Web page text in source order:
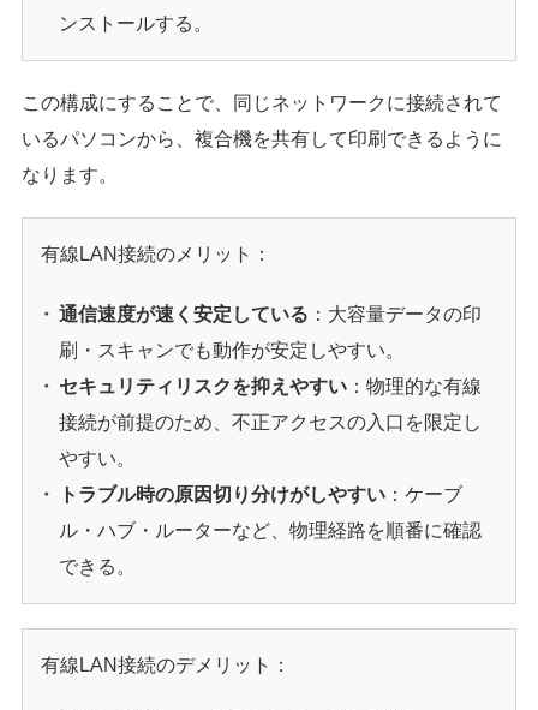
ンストールする。
この構成にすることで、同じネットワークに接続されて
いるパソコンから、複合機を共有して印刷できるように
なります。
有線LAN接続のメリット：
通信速度が速く安定している ：大容量データの印
刷・スキャンでも動作が安定しやすい。
セキュリティリスクを抑えやすい：物理的な有線
接続が前提のため、不正アクセスの入口を限定し
やすい。
トラブル時の原因切り分けがしやすい：ケーブ
ル・ハブ・ルーターなど、物理経路を順番に確認
できる。
有線LAN接続のデメリット：